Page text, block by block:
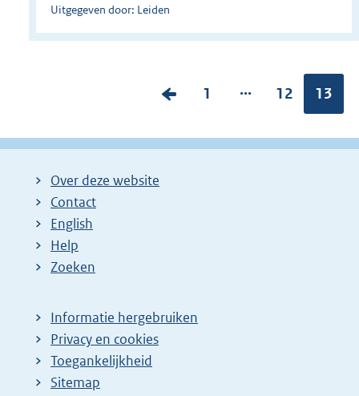
Uitgegeven door: Leiden
V
r
P
g
1 ...
P
g
12 13
Over deze website
Contact
English
Help
Zoeken
Informatie hergebruiken
Privacy en cookies
Toegankelijkheid
Sitemap